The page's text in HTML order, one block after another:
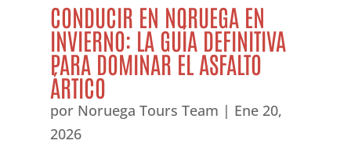
CONDUCIR EN NORUEGA EN
INVIERNO: LA GUÍA DEFINITIVA
PARA DOMINAR EL ASFALTO
ÁRTICO
por Noruega Tours Team | Ene 20,
2026